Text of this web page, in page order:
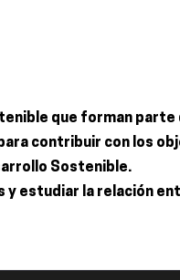
que forman parte
contribuir con los
Sostenible.
y estudiar la relación